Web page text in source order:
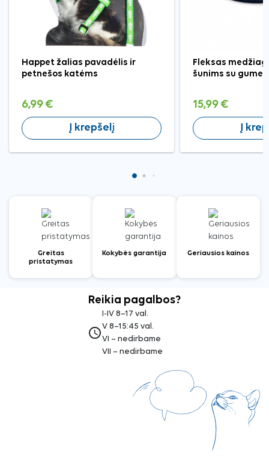
Happet žalias pavadėlis ir
petnešos katėms
6,99 €
Į krepšelį
Fleksas
šunims su
15,99 €
Į
Greitas
pristatymas
Kokybės garantija Geriausios kainos
Reikia pagalbos?
access_time
I-IV 8–17 val.
V 8–15:45 val.
VI – nedirbame
VII – nedirbame